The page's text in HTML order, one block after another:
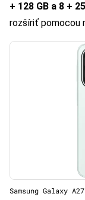
+ 128 GB a 8 +
rozšíriť pomocou
Samsung Galaxy